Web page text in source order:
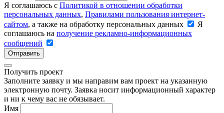
Я соглашаюсь с Политикой в отношении обработки
персональных данных, Правилами пользования интернет-
сайтом, а также на обработку персональных данных
Я
соглашаюсь на получение рекламно-информационных
сообщений
Отправить
Получить проект
Заполните заявку и мы направим вам проект на указанную
электронную почту. Заявка носит информационный характер
и ни к чему вас не обязывает.
Имя